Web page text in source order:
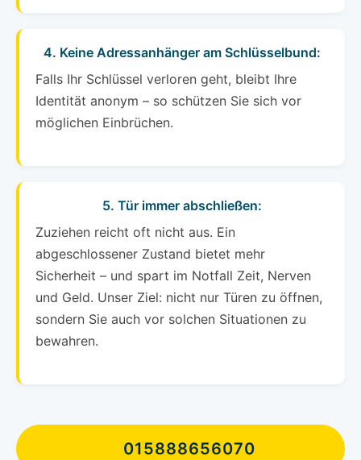
4. Keine Adressanhänger am Schlüsselbund:
Falls Ihr Schlüssel verloren geht, bleibt Ihre
Identität anonym – so schützen Sie sich vor
möglichen Einbrüchen.
5. Tür immer abschließen:
Zuziehen reicht oft nicht aus. Ein
abgeschlossener Zustand bietet mehr
Sicherheit – und spart im Notfall Zeit, Nerven
und Geld. Unser Ziel: nicht nur Türen zu öffnen,
sondern Sie auch vor solchen Situationen zu
bewahren.
015888656070